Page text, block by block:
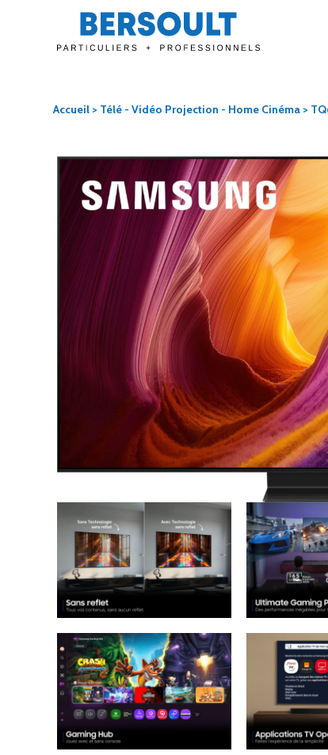
Accueil > Télé - Vidéo Projection - Home Cinéma >